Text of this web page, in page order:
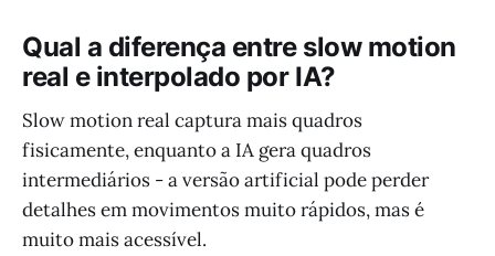
Qual a diferença entre slow motion
real e interpolado por IA?
Slow motion real captura mais quadros
fisicamente, enquanto a IA gera quadros
intermediários - a versão artificial pode perder
detalhes em movimentos muito rápidos, mas é
muito mais acessível.